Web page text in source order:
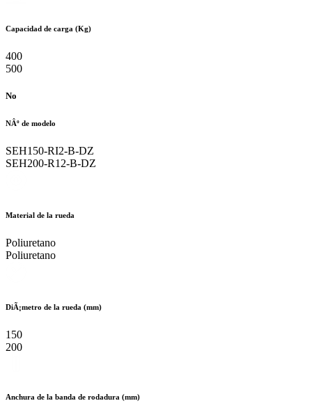
Capacidad de carga (Kg)
400
500
No
NÂº de modelo
SEH150-RI2-B-DZ
SEH200-R12-B-DZ
Material de la rueda
Poliuretano
Poliuretano
DiÃ¡metro de la rueda (mm)
150
200
Anchura de la banda de rodadura (mm)